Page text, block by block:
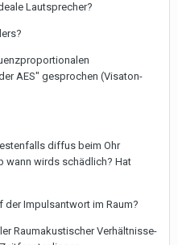
Lautsprecher?
AES" gesprochen (Visaton-
diffus beim Ohr
wann wirds schädlich? Hat
Impulsantwort im Raum?
Raumakustischer Verhältnisse-